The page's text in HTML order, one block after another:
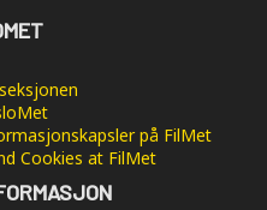
på FilMet
Cookies at FilMet